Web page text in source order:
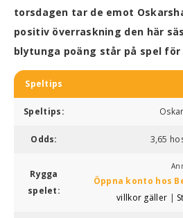
torsdagen tar de emot
positiv överraskning den här
blytunga poäng står på spel för
Speltips
Speltips:
Odds: 3,65
Rygga
spelet:
Öppna konto hos
villkor gäller |